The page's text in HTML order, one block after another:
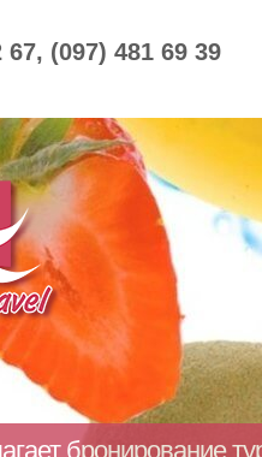
67, (097) 481 69 39
бронирование